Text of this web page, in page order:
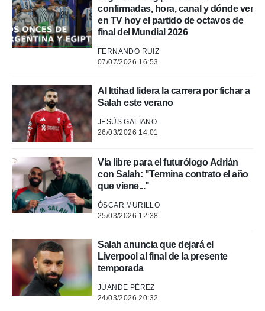
aceptar
de
sitio
de que
sean
ni para
o
confirmadas, hora, canal y dónde ver
en TV hoy el partido de octavos de
final del Mundial 2026
FERNANDO RUIZ
07/07/2026 16:53
Al Ittihad lidera la carrera por fichar a
Salah este verano
JESÚS GALIANO
26/03/2026 14:01
Vía libre para el futurólogo Adrián
con Salah: "Termina contrato el año
que viene..."
ÓSCAR MURILLO
25/03/2026 12:38
Salah anuncia que dejará el
Liverpool al final de la presente
temporada
JUANDE PÉREZ
24/03/2026 20:32